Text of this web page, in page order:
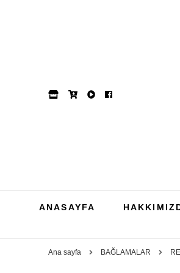
ANASAYFA
Ana sayfa BAĞLAMALAR